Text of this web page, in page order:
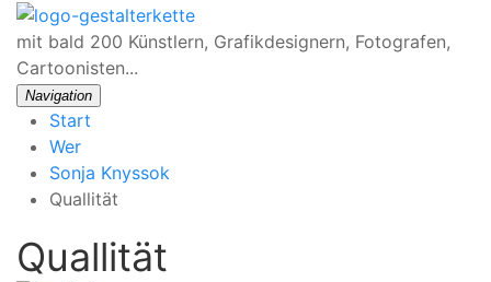
mit bald 200 Künstlern, Grafikdesignern, Fotografen,
Cartoonisten...
Navigation
Start
Wer
Sonja Knyssok
Quallität
Quallität